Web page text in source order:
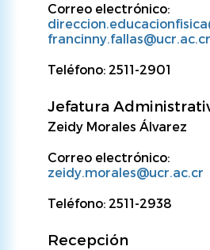
Correo electrónico:
francinny.fallas@ucr.ac.cr
Teléfono: 2511-2901
Jefatura
Zeidy Morales Álvarez
Correo electrónico:
zeidy.morales@ucr.ac.cr
Teléfono: 2511-2938
Recepción